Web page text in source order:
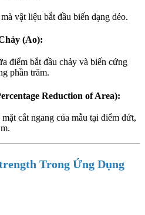
vật liệu bắt đầu biến dạng dẻo.
(Ao):
điểm bắt đầu chảy và biến cứng
phần trăm.
Reduction of Area):
cắt ngang của mẫu tại điểm đứt,
Trong Ứng Dụng